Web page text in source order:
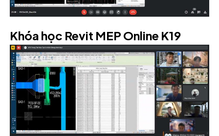
Khóa học Revit MEP Online K19